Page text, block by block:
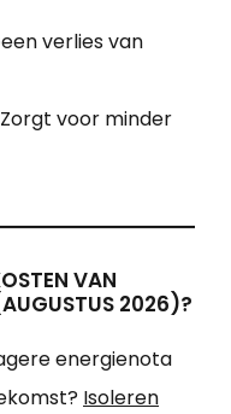
verlies van
voor minder
VAN
2026)?
energienota
Isoleren